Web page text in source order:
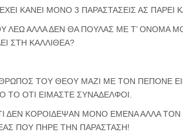
ΚΑΝΕΙ ΜΟΝΟ 3 ΠΑΡΑΣΤΑΣΕΙΣ ΑΣ ΠΑΡΕΙ
ΛΕΩ ΑΛΛΑ ΔΕΝ ΘΑ ΠΟΥΛΑΣ ΜΕ Τ’ ΟΝΟΜΑ
ΣΤΗ ΚΑΛΛΙΘΕΑ?
ΤΟΥ ΘΕΟΥ ΜΑΖΙ ΜΕ ΤΟΝ ΠΕΠΟΝΕ
ΤΟ ΟΤΙ ΕΙΜΑΣΤΕ ΣΥΝΑΔΕΛΦΟΙ.
ΔΕΝ ΚΟΡΟΙΔΕΨΑΝ ΜΟΝΟ ΕΜΕΝΑ ΑΛΛΑ
ΠΟΥ ΠΗΡΕ ΤΗΝ ΠΑΡΑΣΤΑΣΗ!